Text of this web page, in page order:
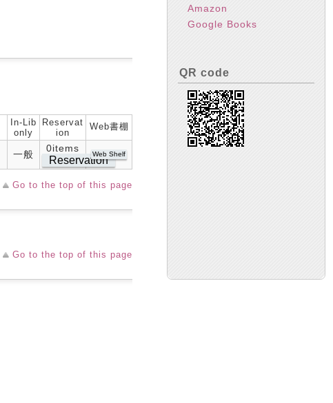
In-Lib
only
Reservat
ion
Web書棚
一般
0items
Reservation
Web Shelf
Go to the top of this page
Go to the top of this page
Amazon
Google Books
QR code